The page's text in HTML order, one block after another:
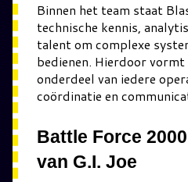
Binnen het team staat
technische kennis,
talent om complexe
bedienen. Hierdoor vormt
onderdeel van iedere
coördinatie en
Battle Force
van G.I. Joe